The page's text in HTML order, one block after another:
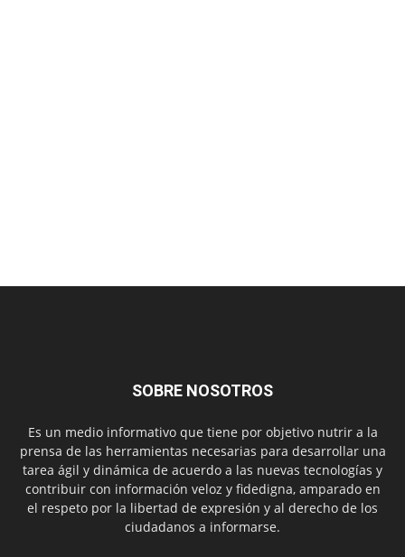
SOBRE NOSOTROS
Es un medio informativo que tiene por objetivo nutrir a la
prensa de las herramientas necesarias para desarrollar una
tarea ágil y dinámica de acuerdo a las nuevas tecnologías y
contribuir con información veloz y fidedigna, amparado en
el respeto por la libertad de expresión y al derecho de los
ciudadanos a informarse.